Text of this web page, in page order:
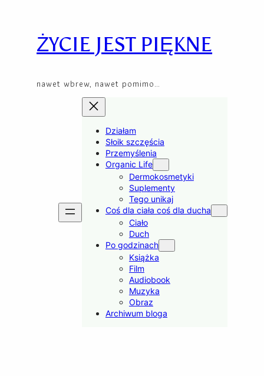
contentŻYCIE JEST PIĘKNE
nawet wbrew, nawet pomimo…
Działam
Słoik szczęścia
Przemyślenia
Organic Life
Dermokosmetyki
Suplementy
Tego unikaj
Coś dla ciała coś dla ducha
Ciało
Duch
Po godzinach
Książka
Film
Audiobook
Muzyka
Obraz
Archiwum bloga